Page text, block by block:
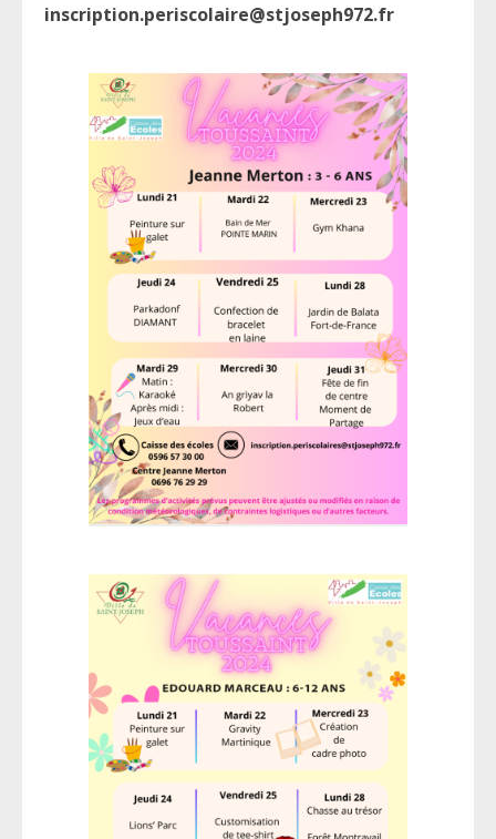
inscription.periscolaire@stjoseph972.fr